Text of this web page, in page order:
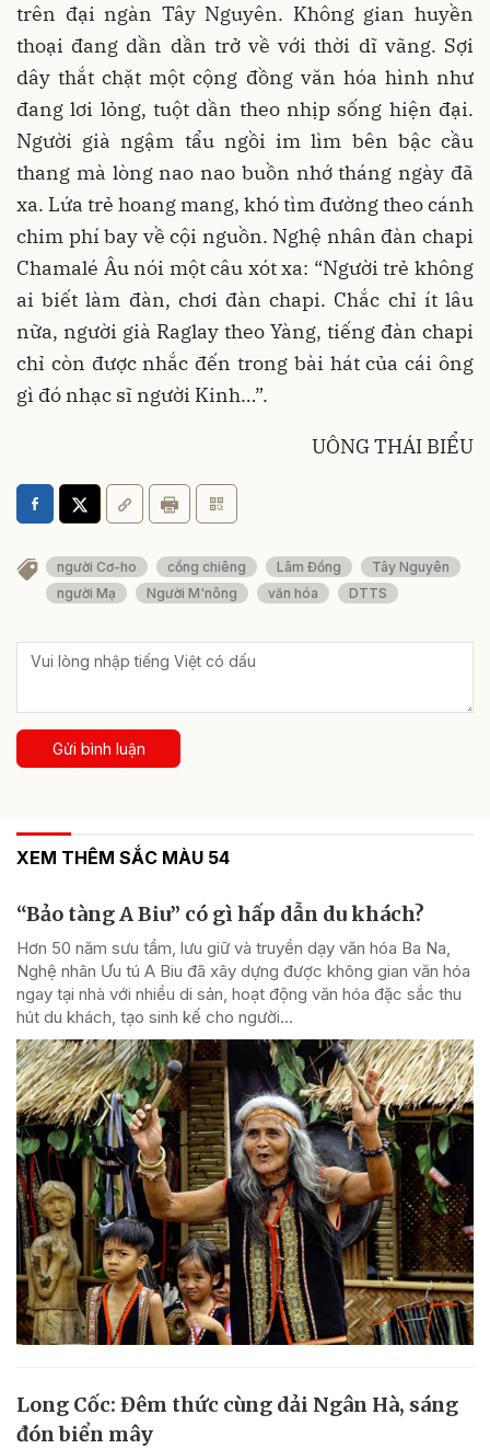
trên đại ngàn Tây Nguyên. Không gian huyền
thoại đang dần dần trở về với thời dĩ vãng. Sợi
dây thắt chặt một cộng đồng văn hóa hình như
đang lơi lỏng, tuột dần theo nhịp sống hiện đại.
Người già ngậm tẩu ngồi im lìm bên bậc cầu
thang mà lòng nao nao buồn nhớ tháng ngày đã
xa. Lứa trẻ hoang mang, khó tìm đường theo cánh
chim phí bay về cội nguồn. Nghệ nhân đàn chapi
Chamalé Âu nói một câu xót xa: “Người trẻ không
ai biết làm đàn, chơi đàn chapi. Chắc chỉ ít lâu
nữa, người già Raglay theo Yàng, tiếng đàn chapi
chỉ còn được nhắc đến trong bài hát của cái ông
gì đó nhạc sĩ người Kinh…”.
UÔNG THÁI BIỂU
người Cơ-ho cồng chiêng Lâm Đồng
Tây Nguyên
người Mạ
Người M'nông văn hóa DTTS
Gửi bình luận
XEM THÊM SẮC MÀU 54
“Bảo tàng A Biu” có gì hấp dẫn du khách?
Hơn 50 năm sưu tầm, lưu giữ và truyền dạy văn hóa Ba Na,
Nghệ nhân Ưu tú A Biu đã xây dựng được không gian văn hóa
ngay tại nhà với nhiều di sản, hoạt động văn hóa đặc sắc thu
hút du khách, tạo sinh kế cho người...
Long Cốc: Đêm thức cùng dải Ngân Hà, sáng
đón biển mây